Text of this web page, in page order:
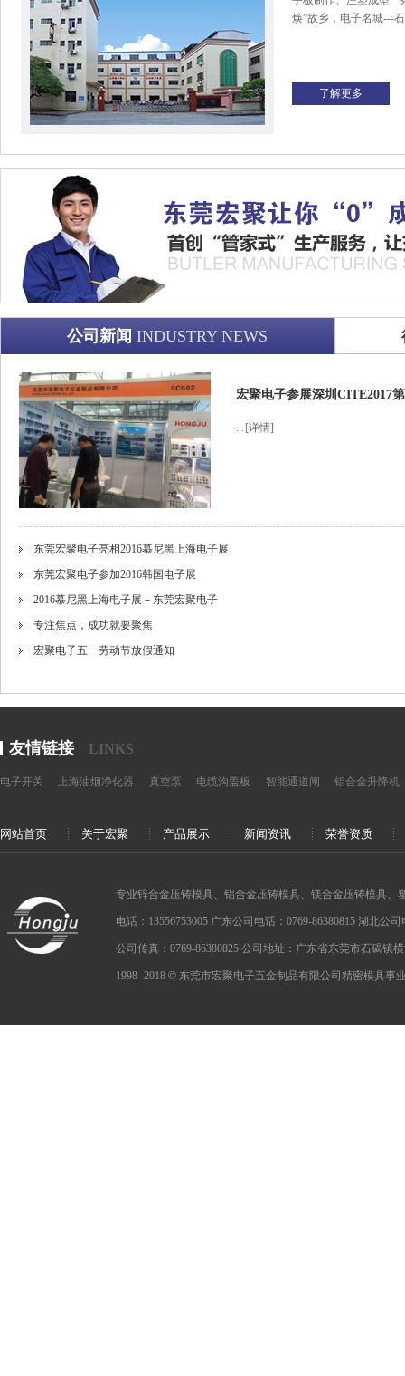
焕”故乡，电子名城---
了解更多
公司新闻 INDUSTRY NEWS
宏聚电子参展深圳CITE2017
... [详情]
东莞宏聚电子亮相2016慕尼黑上海电子展
东莞宏聚电子参加2016韩国电子展
2016慕尼黑上海电子展－东莞宏聚电子
专注焦点，成功就要聚焦
宏聚电子五一劳动节放假通知
友情链接 LINKS
电子开关 上海油烟净化器 真空泵 电缆沟盖板 智能通道闸 铝合金升降机
网站首页 关于宏聚 产品展示 新闻资讯 荣誉资质
专业锌合金压铸模具、铝合金压铸模具、镁合金压铸模具、
电话：13556753005 广东公司电话：0769-86380815 湖北公
公司传真：0769-86380825 公司地址：广东省东莞市石碣镇
1998- 2018 © 东莞市宏聚电子五金制品有限公司精密模具事